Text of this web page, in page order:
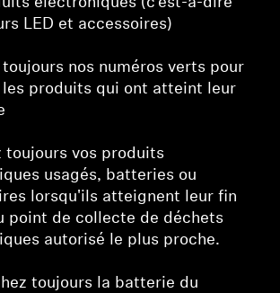
LED et accessoires)
nos numéros verts pour
produits qui ont atteint leur
toujours vos produits
usagés, batteries ou
lorsqu'ils atteignent leur fin
point de collecte de déchets
autorisé le plus proche.
toujours la batterie du